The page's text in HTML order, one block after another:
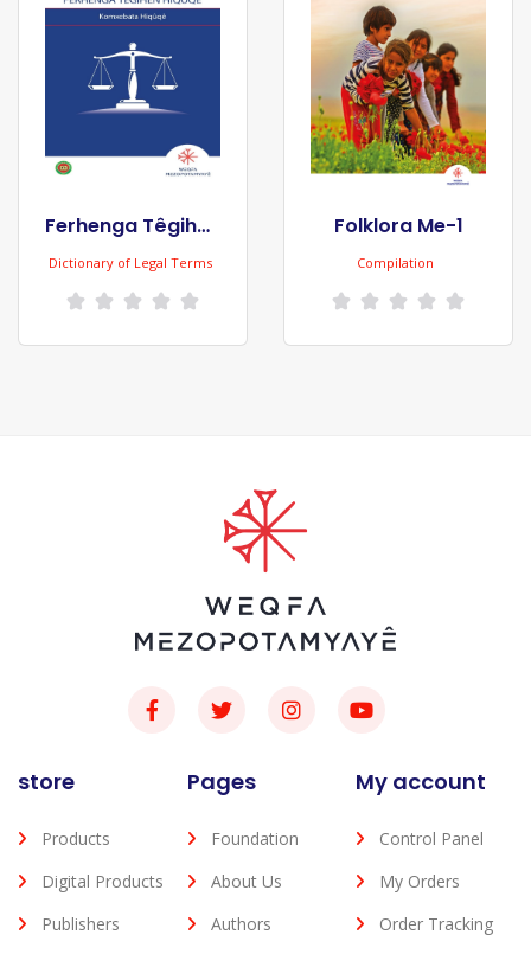
Ferhenga Têgihên Hiqûqê
Dictionary of Legal Terms
Folklora Me-1
Compilation
store
Products
Digital Products
Publishers
Pages
Foundation
About Us
Authors
My account
Control Panel
My Orders
Order Tracking